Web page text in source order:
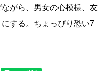
がら、男女の心模様、友
する。ちょっぴり恐い7